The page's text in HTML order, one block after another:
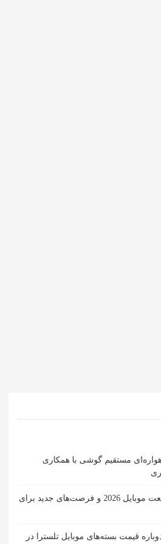
مستقیم گوشی‌ با همکاری
جوایز صنعت موبایل 2026 و فرصت‌های جدید برای
قیمت بسته‌های موبایل تلسترا در